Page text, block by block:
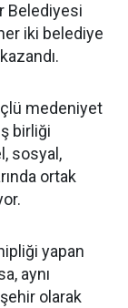
Belediyesi
iki belediye
medeniyet
birliği
sosyal,
ortak
yapan
aynı
olarak